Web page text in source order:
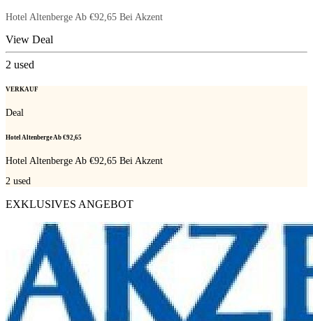
Hotel Altenberge Ab €92,65 Bei Akzent
View Deal
2 used
VERKAUF
Deal
Hotel Altenberge Ab €92,65
Hotel Altenberge Ab €92,65 Bei Akzent
2 used
EXKLUSIVES ANGEBOT